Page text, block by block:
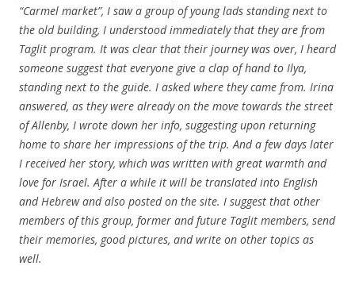
“Carmel market”, I saw a group of young lads standing next to
the old building, I understood immediately that they are from
Taglit program. It was clear that their journey was over, I heard
someone suggest that everyone give a clap of hand to Ilya,
standing next to the guide. I asked where they came from. Irina
answered, as they were already on the move towards the street
of Allenby, I wrote down her info, suggesting upon returning
home to share her impressions of the trip. And a few days later
I received her story, which was written with great warmth and
love for Israel. After a while it will be translated into English
and Hebrew and also posted on the site. I suggest that other
members of this group, former and future Taglit members, send
their memories, good pictures, and write on other topics as
well.